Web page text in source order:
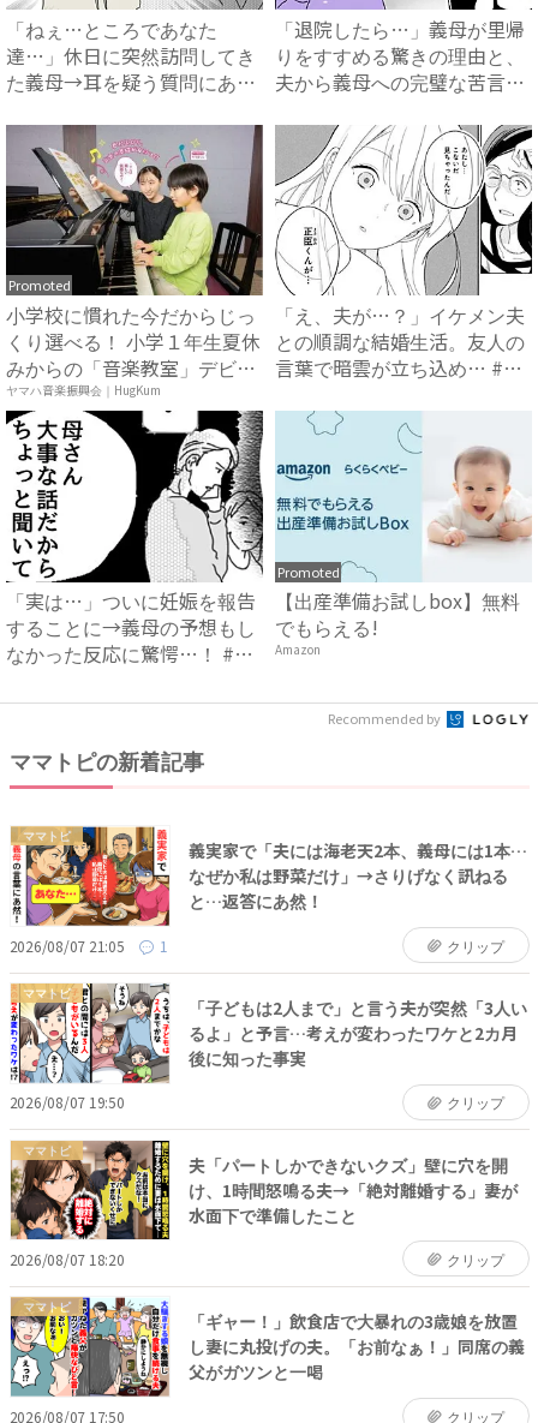
「ねぇ…ところであなた
達…」休日に突然訪問してき
た義母→耳を疑う質問にあ
「退院したら…」義母が里帰
りをすすめる驚きの理由と、
夫から義母への完璧な苦言
Promoted
小学校に慣れた今だからじっ
くり選べる！ 小学１年生夏休
みからの「音楽教室」デビ
ュ...
ヤマハ音楽振興会｜HugKum
「え、夫が…？」イケメン夫
との順調な結婚生活。友人の
言葉で暗雲が立ち込め… #
「実は…」ついに妊娠を報告
することに→義母の予想もし
なかった反応に驚愕…！ #
Promoted
【出産準備お試しbox】無料
でもらえる!
Amazon
Recommended by
ママトピの新着記事
ママトピ
義実家で「夫には海老天2本、義母には1本…
なぜか私は野菜だけ」→さりげなく訊ねる
と…返答にあ然！
2026/08/07 21:05 1 クリップ
ママトピ
「子どもは2人まで」と言う夫が突然「3人い
るよ」と予言…考えが変わったワケと2カ月
後に知った事実
2026/08/07 19:50 クリップ
ママトピ
夫「パートしかできないクズ」壁に穴を開
け、1時間怒鳴る夫→「絶対離婚する」妻が
水面下で準備したこと
2026/08/07 18:20 クリップ
ママトピ
「ギャー！」飲食店で大暴れの3歳娘を放置
し妻に丸投げの夫。「お前なぁ！」同席の義
父がガツンと一喝
2026/08/07 17:50 クリップ